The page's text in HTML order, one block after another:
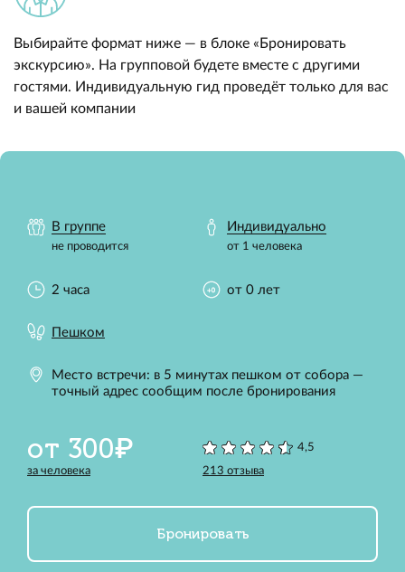
Выбирайте формат ниже — в блоке «Бронировать
экскурсию». На групповой будете вместе с другими
гостями. Индивидуальную гид проведёт только для вас
и вашей компании
В группе
не проводится
Индивидуально
от 1 человека
2 часа от 0 лет
Пешком
Место встречи: в 5 минутах пешком от собора —
точный адрес сообщим после бронирования
от 300₽
за человека
4,5
213 отзыва
Бронировать